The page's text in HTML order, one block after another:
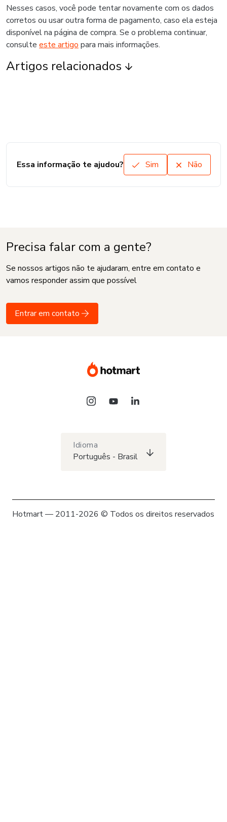
Nesses casos, você pode tentar novamente com os dados
corretos ou usar outra forma de pagamento, caso ela esteja
disponível na página de compra. Se o problema continuar,
consulte este artigo para mais informações.
Artigos relacionados
Essa informação te ajudou? Sim Não
Precisa falar com a gente?
Se nossos artigos não te ajudaram, entre em contato e
vamos responder assim que possível
Entrar em contato
Idioma
Português - Brasil
Hotmart — 2011-2026 © Todos os direitos reservados